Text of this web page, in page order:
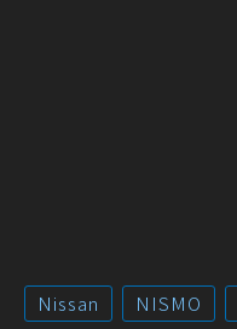
Nissan NISMO